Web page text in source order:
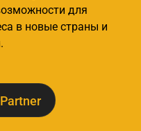
для
в новые страны и